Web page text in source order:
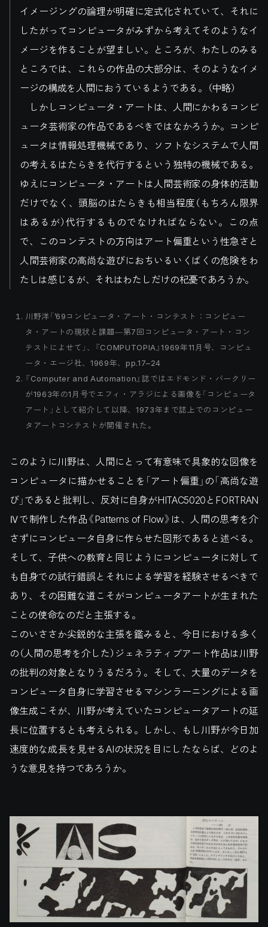
イメージングの論理が明確に定式化されていて、それに
したがってコンピュータがみずから考えてそのようなイ
メージを作ることが望ましい。ところが、わたしのみる
ところでは、これらの作品の大部分は、そのようなイメ
ージの構成を人間におうているようである。（中略）
しかしコンピュータ・アートは、人間にかわるコンピ
ュータ芸術家の作品であるべきではなかろうか。コンピ
ュータは情報処理機械であり、ソフトなシステムで人間
の考えるはたらきを代行するという独特の機械である。
ゆえにコンピュータ・アートは人間芸術家の身体的活動
だけでなく、頭脳のはたらきも相当程度（もちろん限界
はあるが）代行するものでなければならない。この点
で、このコンテストの方向はアート偏重という性急さと
人間芸術家の高尚な遊びにおちいるいくばくの危険をわ
たしは感じるが、それはわたしだけの杞憂であろうか。
川野洋「’69コンピュータ・アート・コンテスト：コンピュー
タ・アートの現状と課題―第7回コンピュータ・アート・コン
テストによせて」、『COMPUTOPIA』1969年11月号、コンピュ
ータ・エージ社、1969年、pp.17–24
『Computer and Automation』誌ではエドモンド・バークリー
が1963年の1月号でエフィ・アラジによる画像を「コンピュータ
アート」として紹介して以降、1973年まで誌上でのコンピュー
タアートコンテストが開催された。
このように川野は、人間にとって有意味で具象的な図像を
コンピュータに描かせることを「アート偏重」の「高尚な遊
び」であると批判し、反対に自身がHITAC5020とFORTRAN
Ⅳで制作した作品《Patterns of Flow》は、人間の思考を介
さずにコンピュータ自身に作らせた図形であると述べる。
そして、子供への教育と同じようにコンピュータに対して
も自身での試行錯誤とそれによる学習を経験させるべきで
あり、その困難な道こそがコンピュータアートが生まれた
ことの使命なのだと主張する。
このいささか尖鋭的な主張を鑑みると、今日における多く
の（人間の思考を介した）ジェネラティブアート作品は川野
の批判の対象となりうるだろう。そして、大量のデータを
コンピュータ自身に学習させるマシンラーニングによる画
像生成こそが、川野が考えていたコンピュータアートの延
長に位置するとも考えられる。しかし、もし川野が今日加
速度的な成長を見せるAIの状況を目にしたならば、どのよ
うな意見を持つであろうか。